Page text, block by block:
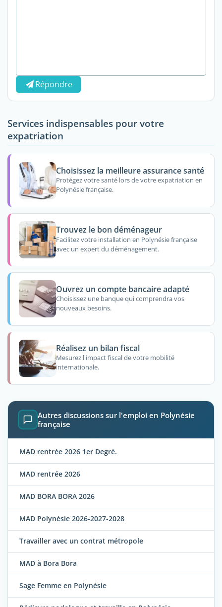
Répondre
Services indispensables pour votre
expatriation
Choisissez la meilleure assurance santé
Protégez votre santé lors de votre expatriation en
Polynésie française.
Trouvez le bon déménageur
Facilitez votre installation en Polynésie française
avec un expert du déménagement.
Ouvrez un compte bancaire adapté
Choisissez une banque qui comprendra vos
nouveaux besoins.
Réalisez un bilan fiscal
Mesurez l'impact fiscal de votre mobilité
internationale.
Autres discussions sur l'emploi en Polynésie
française
MAD rentrée 2026 1er Degré.
MAD rentrée 2026
MAD BORA BORA 2026
MAD Polynésie 2026-2027-2028
Travailler avec un contrat métropole
MAD à Bora Bora
Sage Femme en Polynésie